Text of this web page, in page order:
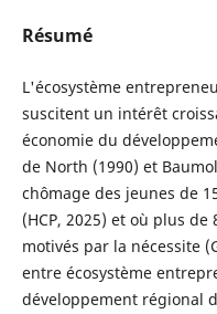
Résumé
L'écosystème
suscitent un intérêt
économie du
de North (1990) et
chômage des jeunes de
(HCP, 2025) et où plus
motivés par la nécessite
entre écosystème
développement régional